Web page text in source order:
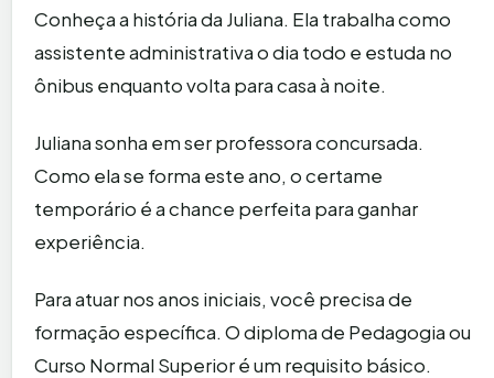
Conheça a história da Juliana. Ela trabalha como
assistente administrativa o dia todo e estuda no
ônibus enquanto volta para casa à noite.
Juliana sonha em ser professora concursada.
Como ela se forma este ano, o certame
temporário é a chance perfeita para ganhar
experiência.
Para atuar nos anos iniciais, você precisa de
formação específica. O diploma de Pedagogia ou
Curso Normal Superior é um requisito básico.